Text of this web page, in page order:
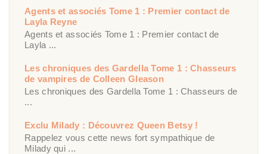
Agents et associés Tome 1 : Premier contact de
Layla Reyne
Agents et associés Tome 1 : Premier contact de
Layla ...
Les chroniques des Gardella Tome 1 : Chasseurs
de vampires de Colleen Gleason
Les chroniques des Gardella Tome 1 : Chasseurs de
...
Exclu Milady : Découvrez Queen Betsy !
Rappelez vous cette news fort sympathique de
Milady qui ...